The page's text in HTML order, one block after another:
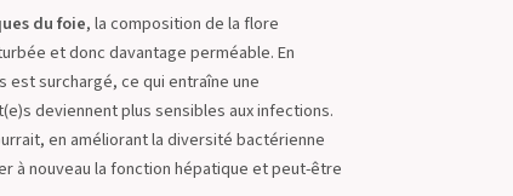
du foie, la composition de la flore
et donc davantage perméable. En
surchargé, ce qui entraîne une
deviennent plus sensibles aux infections.
en améliorant la diversité bactérienne
à nouveau la fonction hépatique et peut-être